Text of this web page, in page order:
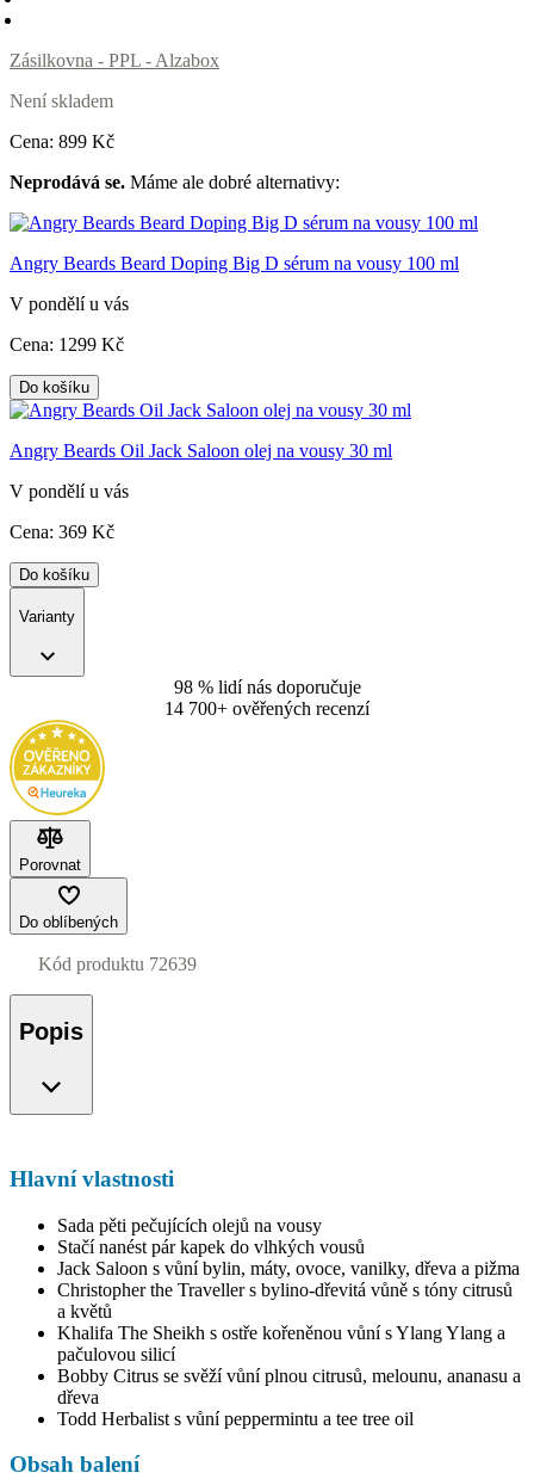
Zásilkovna - PPL - Alzabox
Není skladem
Cena: 899 Kč
Neprodává se. Máme ale dobré alternativy:
Angry Beards Beard Doping Big D sérum na vousy 100 ml
V pondělí u vás
Cena: 1299 Kč
Do košíku
Angry Beards Oil Jack Saloon olej na vousy 30 ml
V pondělí u vás
Cena: 369 Kč
Do košíku
Varianty
98 % lidí nás doporučuje
14 700+ ověřených recenzí
Porovnat
Do oblíbených
Kód produktu 72639
Popis
Hlavní vlastnosti
Sada pěti pečujících olejů na vousy
Stačí nanést pár kapek do vlhkých vousů
Jack Saloon s vůní bylin, máty, ovoce, vanilky, dřeva a pižma
Christopher the Traveller s bylino-dřevitá vůně s tóny citrusů
a květů
Khalifa The Sheikh s ostře kořeněnou vůní s Ylang Ylang a
pačulovou silicí
Bobby Citrus se svěží vůní plnou citrusů, melounu, ananasu a
dřeva
Todd Herbalist s vůní peppermintu a tee tree oil
Obsah balení